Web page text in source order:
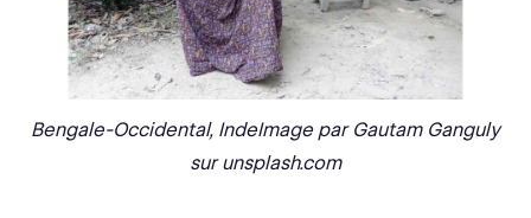
Bengale-Occidental, IndeImage par Gautam Ganguly
sur unsplash.com